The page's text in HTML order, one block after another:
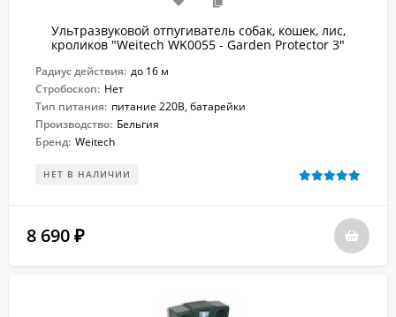
Ультразвуковой отпугиватель собак, кошек, лис,
кроликов "Weitech WK0055 - Garden Protector 3"
Радиус действия: до 16 м
Стробоскоп: Нет
Тип питания: питание 220В, батарейки
Производство: Бельгия
Бренд: Weitech
НЕТ В НАЛИЧИИ
8 690 ₽